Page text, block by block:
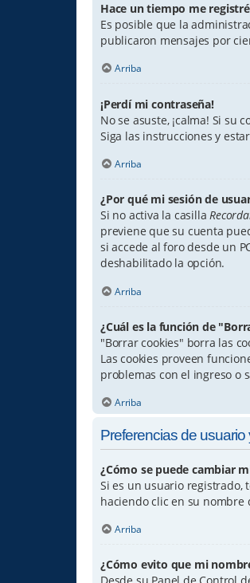
Hace un tiempo me
Es posible que la
publicaron mensajes por
Arriba
¡Perdí mi contraseña!
No se asuste, ¡calma! Si su
Siga las instrucciones y
Arriba
¿Por qué mi sesión de
Si no activa la casilla
previene que su cuenta
si accede al foro desde un
deshabilitado la opción.
Arriba
¿Cuál es la función de
"Borrar cookies" borra las
Las cookies proveen
problemas con el ingreso o
Arriba
Preferencias de
¿Cómo se puede cambiar
Si es un usuario registrado,
haciendo clic en su
Arriba
¿Cómo evito que mi